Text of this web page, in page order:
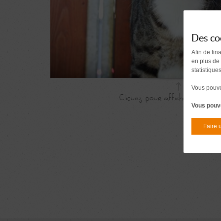
Des
Afin de
en plus
Vous
Vous
Faire